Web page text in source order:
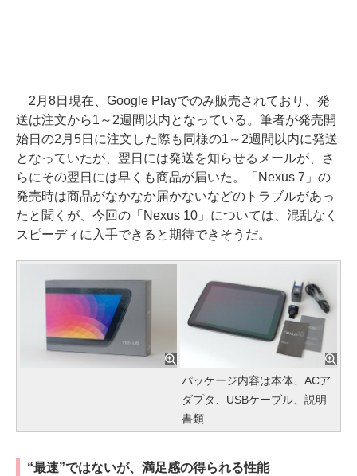
2月8日現在、Google Playでのみ販売されており、発
送は注文から1～2週間以内となっている。筆者が発売開
始日の2月5日に注文した際も同様の1～2週間以内に発送
となっていたが、翌日には発送を知らせるメールが、さ
らにその翌日には早くも商品が届いた。「Nexus 7」の
発売時は商品がなかなか届かないなどのトラブルがあっ
たと聞くが、今回の「Nexus 10」については、混乱なく
スピーディに入手できると期待できそうだ。
パッケージ内容は本体、ACア
ダプタ、USBケーブル、説明
書類
“最速”ではないが、満足感の得られる性能